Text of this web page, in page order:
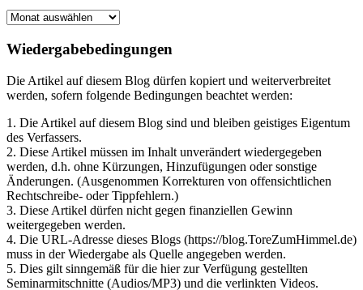
BLOG
Wiedergabebedingungen
Die Artikel auf diesem Blog dürfen kopiert und weiterverbreitet
werden, sofern folgende Bedingungen beachtet werden:
1. Die Artikel auf diesem Blog sind und bleiben geistiges Eigentum
des Verfassers.
2. Diese Artikel müssen im Inhalt unverändert wiedergegeben
werden, d.h. ohne Kürzungen, Hinzufügungen oder sonstige
Änderungen. (Ausgenommen Korrekturen von offensichtlichen
Rechtschreibe- oder Tippfehlern.)
3. Diese Artikel dürfen nicht gegen finanziellen Gewinn
weitergegeben werden.
4. Die URL-Adresse dieses Blogs (https://blog.ToreZumHimmel.de)
muss in der Wiedergabe als Quelle angegeben werden.
5. Dies gilt sinngemäß für die hier zur Verfügung gestellten
Seminarmitschnitte (Audios/MP3) und die verlinkten Videos.